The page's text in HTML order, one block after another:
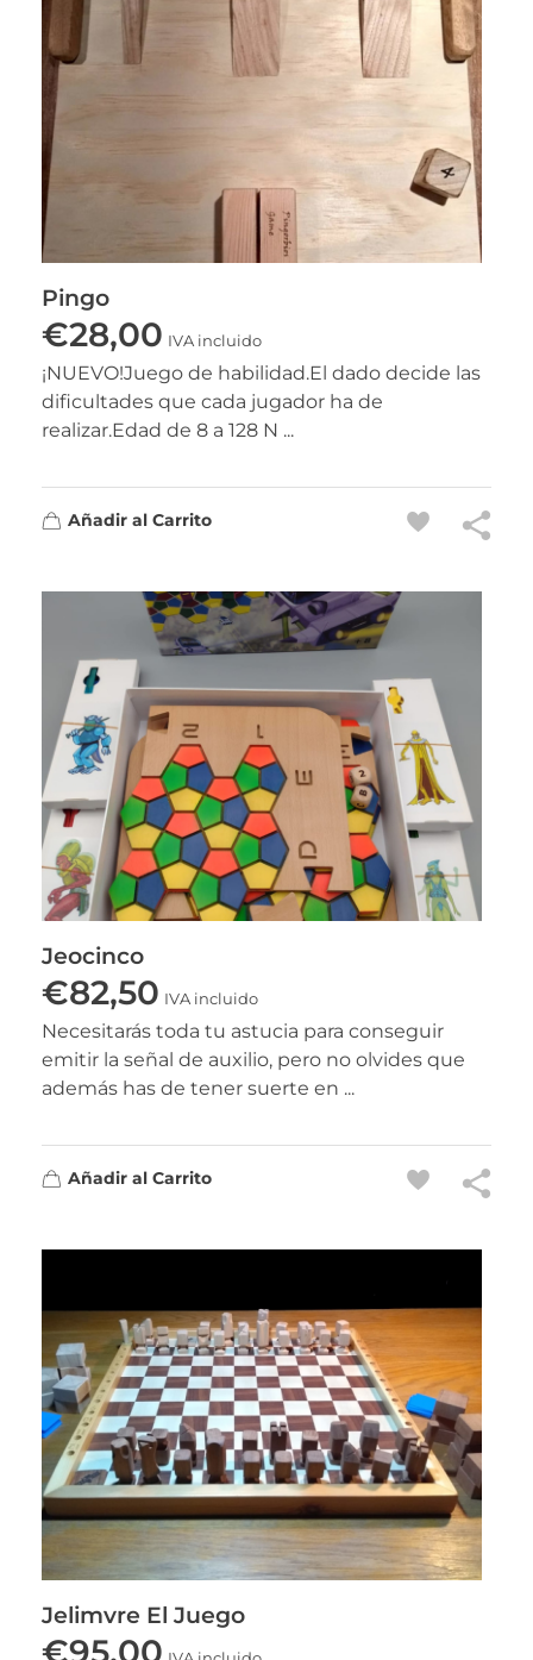
Pingo
€28,00 IVA incluido
¡NUEVO!Juego de habilidad.El dado decide las
dificultades que cada jugador ha de
realizar.Edad de 8 a 128 N ...
Añadir al Carrito
Jeocinco
€82,50 IVA incluido
Necesitarás toda tu astucia para conseguir
emitir la señal de auxilio, pero no olvides que
además has de tener suerte en ...
Añadir al Carrito
Jelimvre El Juego
€95,00